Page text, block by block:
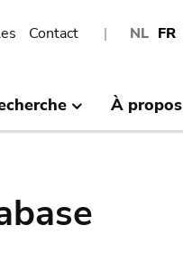
NL FR
Contact
À propos